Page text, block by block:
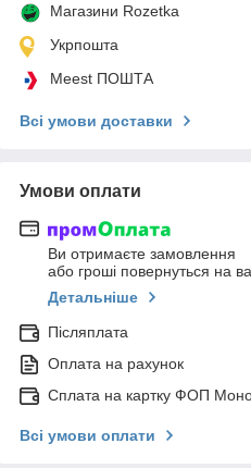
Магазини Rozetka
Укрпошта
Meest ПОШТА
Всі умови доставки
Умови оплати
Ви отримаєте замовлення
або гроші повернуться на
Детальніше
Післяплата
Оплата на рахунок
Сплата на картку ФОП
Всі умови оплати